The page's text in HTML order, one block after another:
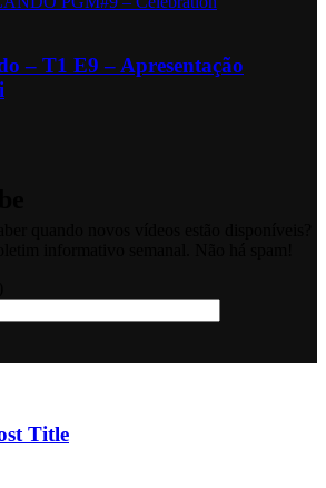
– T1 E9 – Apresentação
Title